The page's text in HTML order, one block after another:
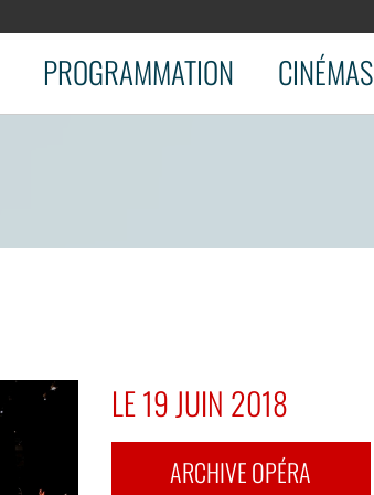
PROGRAMMATION CINÉMAS
LE 19 JUIN 2018
ARCHIVE OPÉRA